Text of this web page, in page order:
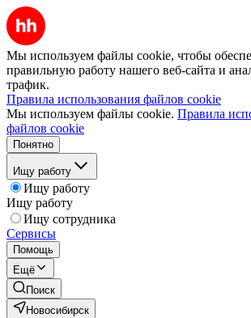
Мы используем файлы cookie, чтобы
правильную работу нашего веб-сайта и
трафик.
Правила использования файлов cookie
Мы используем файлы cookie. Правила
файлов cookie
Понятно
Ищу работу
Ищу работу
Ищу работу
Ищу сотрудника
Сервисы
Помощь
Ещё
Поиск
Новосибирск